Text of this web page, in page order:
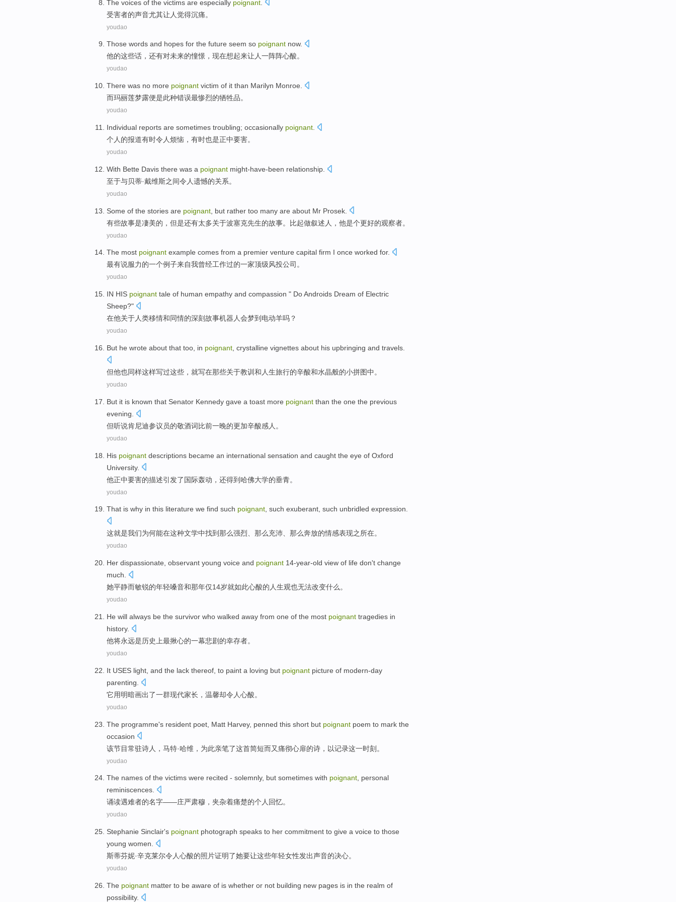
The voices of the victims are especially poignant
受害者的声音尤其让人觉得沉痛。
youdao
Those words and hopes for the future seem so poignant now.
他的这些话 ， 还有对未来的憧憬 ，现在想起来让人一阵阵心酸。
youdao
There was no more poignant victim of it than Marilyn Monroe
而玛丽莲梦露便是此种错误最惨烈的牺牲品。
youdao
Individual reports are sometimes troubling; occasionally poignant
个人 的报道有时令人烦恼 ， 有时也是正中要害。
youdao
With Bette Davis there was a poignant might-have-been relationship.
至于与贝蒂·戴维斯之间令人遗憾的关系。
youdao
Some of the stories are poignant but rather too many are about Mr Prosek
有些故事是凄美的 ， 但是还有太多关于波塞克先生的故事。比起做叙述人，他是个更好的观察者。
youdao
The most poignant example comes from a premier venture capital firm I once worked for.
最有说服力的一个例子来自我曾经工作过的一家顶级风投公司 。
youdao
IN HIS poignant tale of human empathy and compassion " DoAndroids Dream of Electric
Sheep?"
在他关于人类移情和同情的深刻故事机器人会梦到 电动羊吗？
youdao
But he wrote about that too in poignant crystalline vignettes about his upbringing and travels
但他也同样这样写过这些 ，就写在那些关于教训 和 人生旅行的辛酸和水晶般的小拼图中。
youdao
But it is known that Senator Kennedy gave a toast more poignant than the one the previous
evening
但听说肯尼迪参议员的敬酒词 比前一晚的更加辛酸感人 。
youdao
His poignant descriptions became an international sensation and caught the eye of Oxford
University.
他正中要害的描述引发了国际轰动 ，还得到哈佛大学的垂青。
youdao
That is why in this literature we find such poignant, such exuberant, such unbridled expression.
这就是我们为何能在这种文学中找到那么强烈、那么充沛、那么奔放的情感表现之所在。
youdao
Her dispassionate observant young voice and poignant 14-year-old view of life don't change
much
她平静而敏锐的年轻嗓音和那年仅14岁就如此心酸的 人生观也无法改变什么。
youdao
He will always be the survivor who walked away from one of the most poignant tragedies in
history.
他将永远是历史上最揪心的一幕悲剧 的幸存者。
youdao
It USES light , and the lack thereof, to paint a loving but poignant picture of modern-day
parenting
它用明暗画出了一群现代家长， 温馨却令人心酸。
youdao
The programme's resident poet , Matt Harvey, penned this short but poignant poem to mark the
occasion
该节目常驻诗人 ，马特·哈维 ，为此亲笔了这首简短而又痛彻心扉的诗 ， 以记录这一时刻。
youdao
The names of the victims were recited - solemnly, but sometimes with poignant, personal
reminiscences.
诵读遇难者的名字——庄严肃穆 ，夹杂着痛楚的个人回忆。
youdao
Stephanie Sinclair's poignant photograph speaks to her commitment to give a voice to those
young women
斯蒂芬妮·辛克莱尔令人心酸的照片证明了她要让这些年轻女性发出声音的决心。
youdao
The poignant matter to be aware of is whether or not building new pages is in the realm of
possibility.